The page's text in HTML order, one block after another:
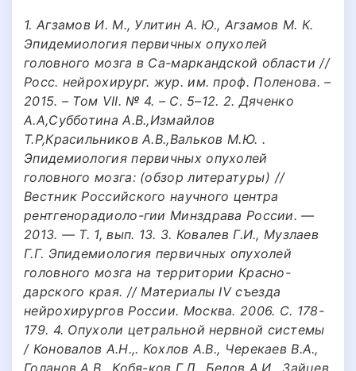
1. Агзамов И. М., Улитин А. Ю., Агзамов М. К.
Эпидемиология первичных опухолей
головного мозга в Са-маркандской области //
Росс. нейрохирург. жур. им. проф. Поленова. –
2015. – Том VII. № 4. – С. 5–12. 2. Дяченко
А.А,Субботина А.В.,Измайлов
Т.Р,Красильников А.В.,Вальков М.Ю. .
Эпидемиология первичных опухолей
головного мозга: (обзор литературы) //
Вестник Российского научного центра
рентгенорадиоло-гии Минздрава России. —
2013. — Т. 1, вып. 13. 3. Ковалев Г.И., Музлаев
Г.Г. Эпидемиология первичных опухолей
головного мозга на территории Красно-
дарского края. // Материалы IV съезда
нейрохирургов России. Москва. 2006. С. 178-
179. 4. Опухоли цетральной нервной системы
/ Коновалов А.Н.,. Кохлов A.B., Черекаев В.А.,
Голанов A.B., Кобя-ков Г.Л,, Белов А,И., Зайцев